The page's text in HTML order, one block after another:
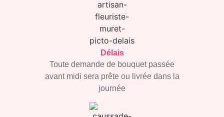
Délais
Toute demande de bouquet passée
avant midi sera prête ou livrée dans la
journée